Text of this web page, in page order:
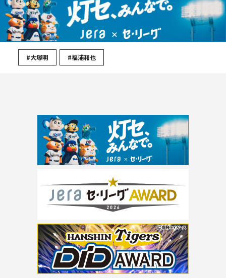
#大塚明 #福浦和也